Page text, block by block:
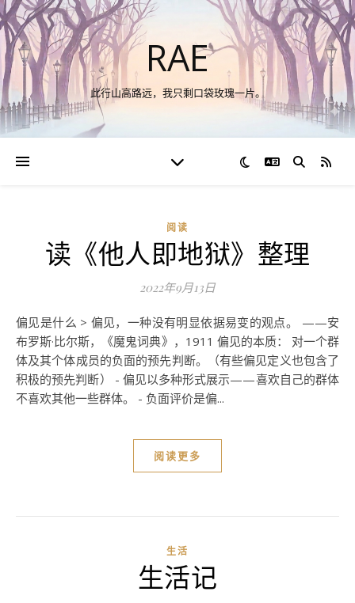
RAE
此行山高路远，我只剩口袋玫瑰一片。
切换语言RSS
阅读
读《他人即地狱》整理
2022年9月13日
偏见是什么 > 偏见，一种没有明显依据易变的观点。 ——安
布罗斯·比尔斯，《魔鬼词典》，1911 偏见的本质： 对一个群
体及其个体成员的负面的预先判断。（有些偏见定义也包含了
积极的预先判断） - 偏见以多种形式展示——喜欢自己的群体
不喜欢其他一些群体。 - 负面评价是偏...
阅读更多
生活
生活记